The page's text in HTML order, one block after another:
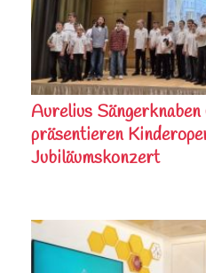
Aurelius
präsentieren
Jubiläumskonzert